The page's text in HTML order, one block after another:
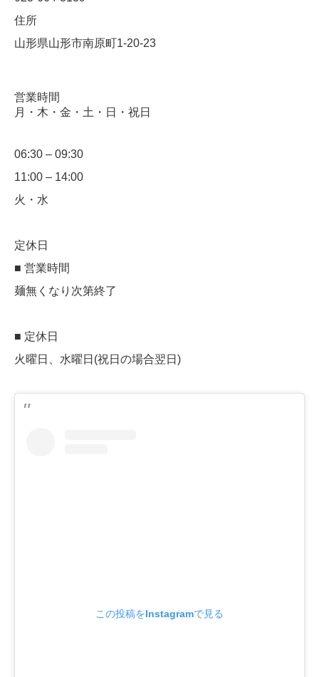
住所
山形県山形市南原町1-20-23
営業時間
月・木・金・土・日・祝日
06:30 – 09:30
11:00 – 14:00
火・水
定休日
■ 営業時間
麺無くなり次第終了
■ 定休日
火曜日、水曜日(祝日の場合翌日)
この投稿をInstagramで見る